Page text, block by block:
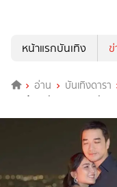
หน้าแรกบันเทิง
อ่าน บันเทิงดารา
“ครูก้อย นัชชา” ฉลองรัก